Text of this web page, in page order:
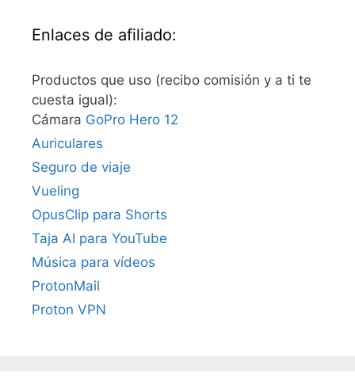
Enlaces de afiliado:
Productos que uso (recibo comisión y a ti te
cuesta igual):
Cámara GoPro Hero 12
Auriculares
Seguro de viaje
Vueling
OpusClip para Shorts
Taja AI para YouTube
Música para vídeos
ProtonMail
Proton VPN